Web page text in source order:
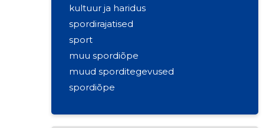
kultuur ja haridus
spordirajatised
sport
muu spordiõpe
muud sporditegevused
spordiõpe